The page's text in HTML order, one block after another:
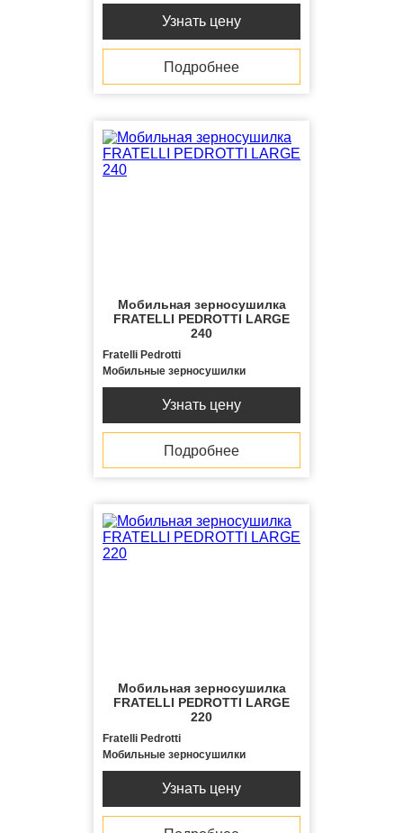
Узнать цену
Подробнее
Мобильная зерносушилка
FRATELLI PЕDROTTI LARGE
240
Fratelli Pedrotti
Мобильные зерносушилки
Узнать цену
Подробнее
Мобильная зерносушилка
FRATELLI PЕDROTTI LARGE
220
Fratelli Pedrotti
Мобильные зерносушилки
Узнать цену